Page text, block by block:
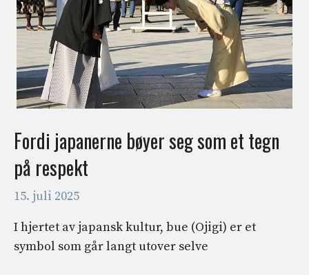
Fordi japanerne bøyer seg som et tegn
på respekt
15. juli 2025
I hjertet av japansk kultur, bue (Ojigi) er et
symbol som går langt utover selve